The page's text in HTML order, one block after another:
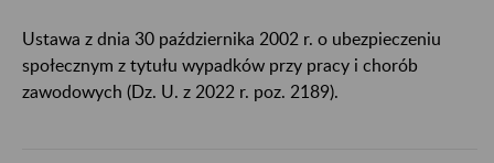
Ustawa z dnia 30 października 2002 r. o ubezpieczeniu
społecznym z tytułu wypadków przy pracy i chorób
zawodowych (Dz. U. z 2022 r. poz. 2189). ​​​